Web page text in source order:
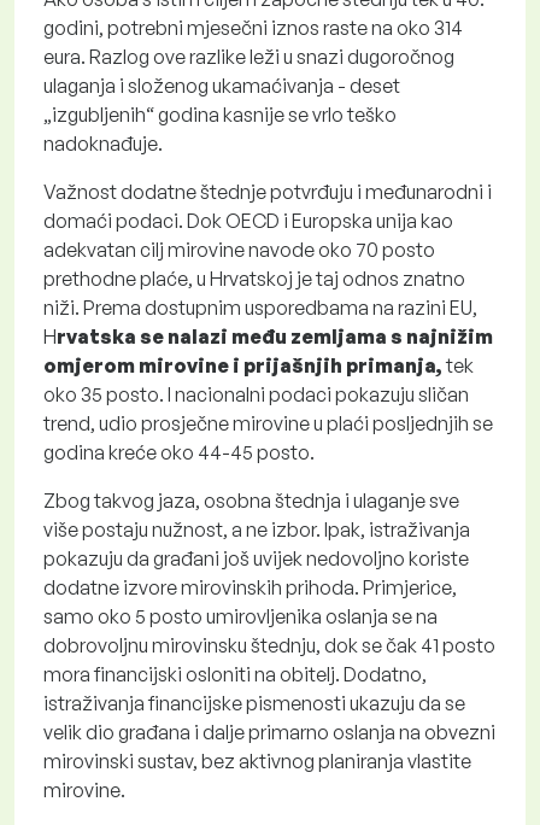
godini, potrebni mjesečni iznos raste na oko 314
eura. Razlog ove razlike leži u snazi dugoročnog
ulaganja i složenog ukamaćivanja - deset
„izgubljenih“ godina kasnije se vrlo teško
nadoknađuje.
Važnost dodatne štednje potvrđuju i međunarodni i
domaći podaci. Dok OECD i Europska unija kao
adekvatan cilj mirovine navode oko 70 posto
prethodne plaće, u Hrvatskoj je taj odnos znatno
niži. Prema dostupnim usporedbama na razini EU,
Hrvatska se nalazi među zemljama s najnižim
omjerom mirovine i prijašnjih primanja,tek
oko 35 posto. I nacionalni podaci pokazuju sličan
trend, udio prosječne mirovine u plaći posljednjih se
godina kreće oko 44-45 posto.
Zbog takvog jaza, osobna štednja i ulaganje sve
više postaju nužnost, a ne izbor. Ipak, istraživanja
pokazuju da građani još uvijek nedovoljno koriste
dodatne izvore mirovinskih prihoda. Primjerice,
samo oko 5 posto umirovljenika oslanja se na
dobrovoljnu mirovinsku štednju, dok se čak 41 posto
mora financijski osloniti na obitelj. Dodatno,
istraživanja financijske pismenosti ukazuju da se
velik dio građana i dalje primarno oslanja na obvezni
mirovinski sustav, bez aktivnog planiranja vlastite
mirovine.